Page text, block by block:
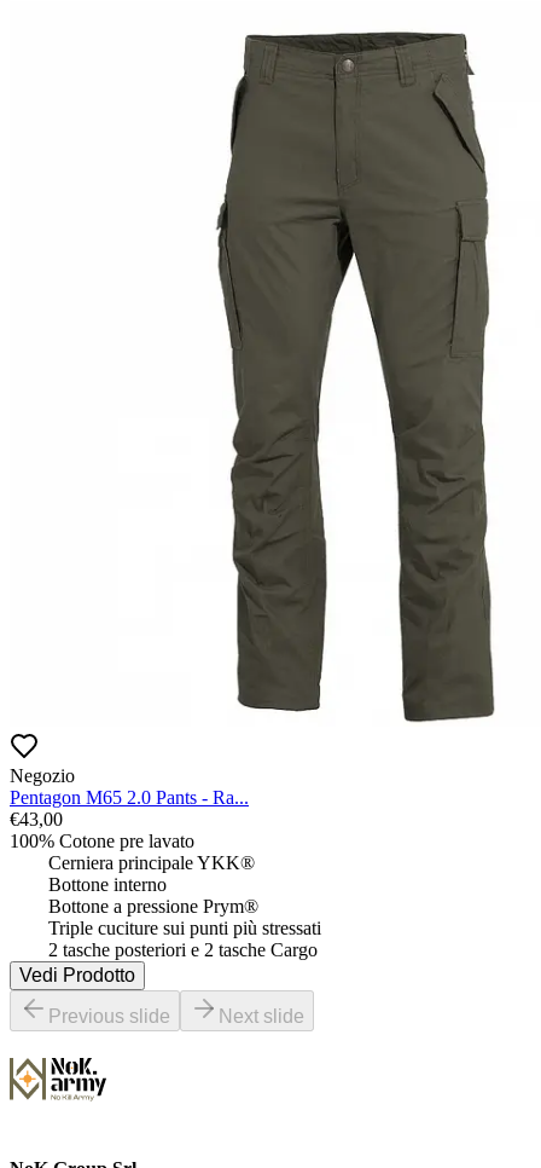
Negozio
Pentagon M65 2.0 Pants - Ra...
€43,00
100% Cotone pre lavato
2 tasche posteriori e 2 tasche Cargo
Vedi Prodotto
Previous slide
Next slide